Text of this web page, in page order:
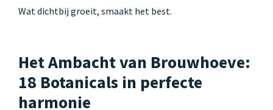
Wat dichtbij groeit, smaakt het best.
Het Ambacht van Brouwhoeve:
18 Botanicals in perfecte
harmonie